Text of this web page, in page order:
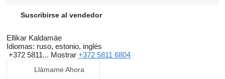
Suscribirse al vendedor
Ellikar Kaldamäe
Idiomas: ruso, estonio, inglés
+372 5811... Mostrar +372 5811 6804
Llámame Ahora